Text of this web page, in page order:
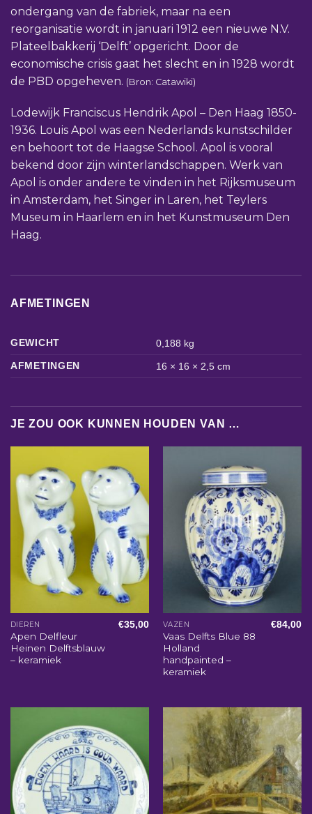
ondergang van de fabriek, maar na een
reorganisatie wordt in januari 1912 een nieuwe N.V.
Plateelbakkerij ‘Delft’ opgericht. Door de
economische crisis gaat het slecht en in 1928 wordt
de PBD opgeheven. (Bron: Catawiki)
Lodewijk Franciscus Hendrik Apol – Den Haag 1850-
1936. Louis Apol was een Nederlands kunstschilder
en behoort tot de Haagse School. Apol is vooral
bekend door zijn winterlandschappen. Werk van
Apol is onder andere te vinden in het Rijksmuseum
in Amsterdam, het Singer in Laren, het Teylers
Museum in Haarlem en in het Kunstmuseum Den
Haag.
AFMETINGEN
GEWICHT
0,188 kg
AFMETINGEN
16 × 16 × 2,5 cm
JE ZOU OOK KUNNEN HOUDEN VAN …
DIEREN
Apen Delfleur
Heinen Delftsblauw
– keramiek
€35,00 VAZEN
Vaas Delfts Blue 88
Holland
handpainted –
keramiek
€84,00